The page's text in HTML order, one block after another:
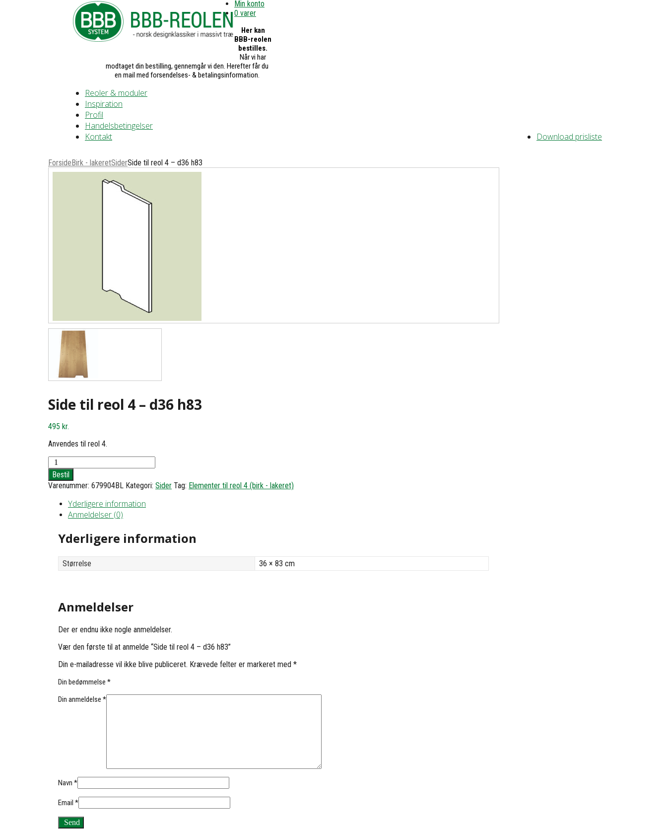
Min konto
0 varer
Her kan
BBB-reolen
bestilles.
Når vi har
modtaget din bestilling, gennemgår vi den. Herefter får du
en mail med forsendelses- & betalingsinformation.
Reoler & moduler
Inspiration
Profil
Handelsbetingelser
Download prisliste
Kontakt
ForsideBirk - lakeretSiderSide til reol 4 – d36 h83
Side til reol 4 – d36 h83
495 kr.
Anvendes til reol 4.
Side
til
reol
4
Bestil
Varenummer: 679904BL Kategori: Sider Tag: Elementer til reol 4 (birk - lakeret)
Yderligere information
Anmeldelser (0)
Yderligere information
Størrelse 36 × 83 cm
Anmeldelser
Der er endnu ikke nogle anmeldelser.
Vær den første til at anmelde “Side til reol 4 – d36 h83”
Din e-mailadresse vil ikke blive publiceret. Krævede felter er markeret med *
Din bedømmelse *
Din anmeldelse *
Navn *
Email *